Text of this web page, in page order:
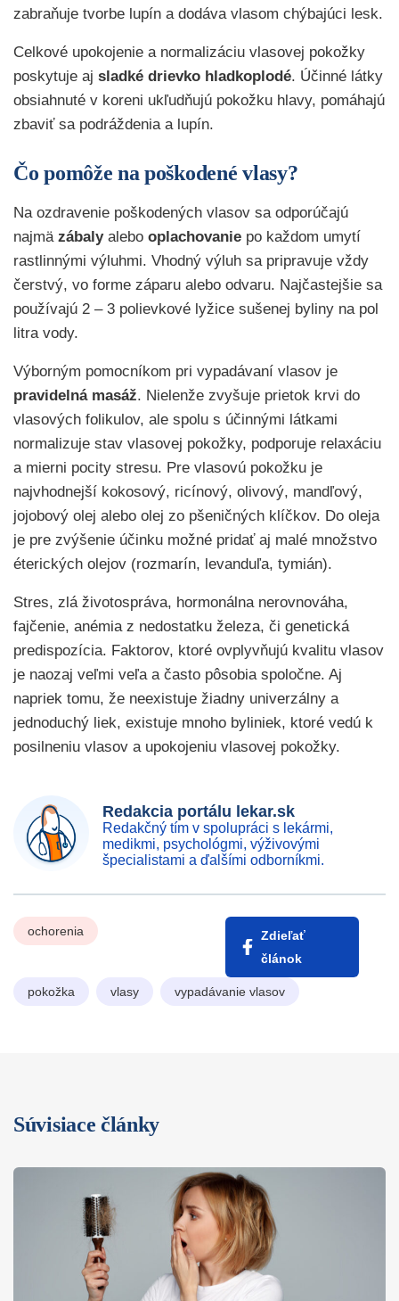
zabraňuje tvorbe lupín a dodáva vlasom chýbajúci lesk.
Celkové upokojenie a normalizáciu vlasovej pokožky
poskytuje aj sladké drievko hladkoplodé. Účinné látky
obsiahnuté v koreni ukľudňujú pokožku hlavy, pomáhajú
zbaviť sa podráždenia a lupín.
Čo pomôže na poškodené vlasy?
Na ozdravenie poškodených vlasov sa odporúčajú
najmä zábalyalebo oplachovanie po každom umytí
rastlinnými výluhmi. Vhodný výluh sa pripravuje vždy
čerstvý, vo forme záparu alebo odvaru. Najčastejšie sa
používajú 2 – 3 polievkové lyžice sušenej byliny na pol
litra vody.
Výborným pomocníkom pri vypadávaní vlasov je
pravidelná masáž. Nielenže zvyšuje prietok krvi do
vlasových folikulov, ale spolu s účinnými látkami
normalizuje stav vlasovej pokožky, podporuje relaxáciu
a mierni pocity stresu. Pre vlasovú pokožku je
najvhodnejší kokosový, ricínový, olivový, mandľový,
jojobový olej alebo olej zo pšeničných klíčkov. Do oleja
je pre zvýšenie účinku možné pridať aj malé množstvo
éterických olejov (rozmarín, levanduľa, tymián).
Stres, zlá životospráva, hormonálna nerovnováha,
fajčenie, anémia z nedostatku železa, či genetická
predispozícia. Faktorov, ktoré ovplyvňujú kvalitu vlasov
je naozaj veľmi veľa a často pôsobia spoločne. Aj
napriek tomu, že neexistuje žiadny univerzálny a
jednoduchý liek, existuje mnoho byliniek, ktoré vedú k
posilneniu vlasov a upokojeniu vlasovej pokožky.
Redakcia portálu lekar.sk
Redakčný tím v spolupráci s lekármi,
medikmi, psychológmi, výživovými
špecialistami a ďalšími odborníkmi.
ochorenia
Zdieľať
článok
pokožka vlasy vypadávanie vlasov
Súvisiace články